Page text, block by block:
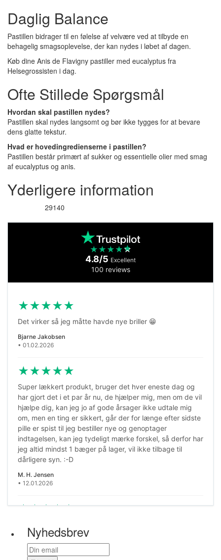
Daglig Balance
Pastillen bidrager til en følelse af velvære ved at tilbyde en
behagelig smagsoplevelse, der kan nydes i løbet af dagen.
Køb dine Anis de Flavigny pastiller med eucalyptus fra
Helsegrossisten i dag.
Ofte Stillede Spørgsmål
Hvordan skal pastillen nydes?
Pastillen skal nydes langsomt og bør ikke tygges for at bevare
dens glatte tekstur.
Hvad er hovedingredienserne i pastillen?
Pastillen består primært af sukker og essentielle olier med smag
af eucalyptus og anis.
Yderligere information
29140
★ ★ ★ ★ ★
4.8/5 Excellent
100 reviews
★★★★★
Det virker så jeg måtte havde nye briller 😁
Bjarne Jakobsen
• 01.02.2026
★★★★★
Super lækkert produkt, bruger det hver eneste dag og
har gjort det i et par år nu, de hjælper mig, men om de vil
hjælpe dig, kan jeg jo af gode årsager ikke udtale mig
om, men en ting er sikkert, går der for længe efter sidste
pille er spist til jeg bestiller nye og genoptager
indtagelsen, kan jeg tydeligt mærke forskel, så derfor har
jeg altid mindst 1 bæger på lager, vil ikke tilbage til
dårligere syn. :-D
M. H. Jensen
• 12.01.2026
★★★★★
Anna Marie Iversen
• 13.09.2025
Nyhedsbrev